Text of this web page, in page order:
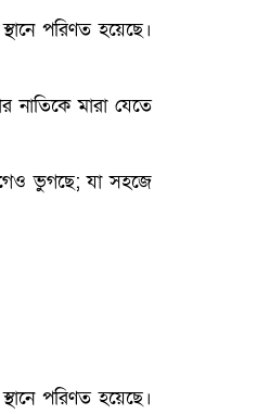
পরিণত হয়েছে।
নাতিকে মারা যেতে
ভুগছে; যা সহজে
পরিণত হয়েছে।